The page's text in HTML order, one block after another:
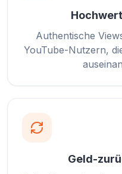
Authentische
YouTube-Nutzern,
Geld-